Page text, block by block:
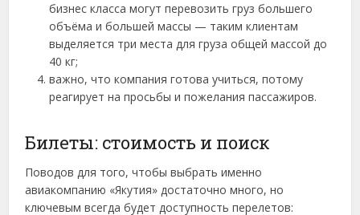
бизнес класса могут перевозить груз большего
объёма и большей массы — таким клиентам
выделяется три места для груза общей массой до
40 кг;
важно, что компания готова учиться, потому
реагирует на просьбы и пожелания пассажиров.
Билеты: стоимость и поиск
Поводов для того, чтобы выбрать именно
авиакомпанию «Якутия» достаточно много, но
ключевым всегда будет доступность перелетов: